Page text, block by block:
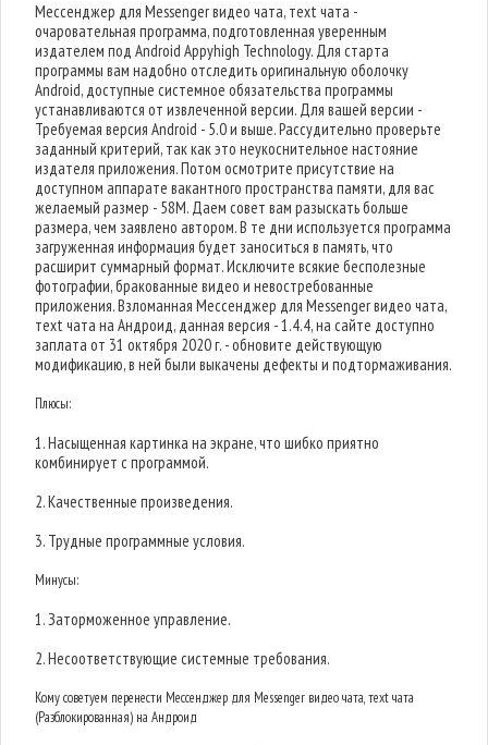
Мессенджер для Messenger видео чата, тext чата -
очаровательная программа, подготовленная уверенным
издателем под Android Appyhigh Technology. Для старта
программы вам надобно отследить оригинальную оболочку
Android, доступные системное обязательства программы
устанавливаются от извлеченной версии. Для вашей версии -
Требуемая версия Android - 5.0 и выше. Рассудительно проверьте
заданный критерий, так как это неукоснительное настояние
издателя приложения. Потом осмотрите присутствие на
доступном аппарате вакантного пространства памяти, для вас
желаемый размер - 58M. Даем совет вам разыскать больше
размера, чем заявлено автором. В те дни используется программа
загруженная информация будет заноситься в память, что
расширит суммарный формат. Исключите всякие бесполезные
фотографии, бракованные видео и невостребованные
приложения. Взломанная Мессенджер для Messenger видео чата,
тext чата на Андроид, данная версия - 1.4.4, на сайте доступно
заплата от 31 октября 2020 г. - обновите действующую
модификацию, в ней были выкачены дефекты и подтормаживания.
Плюсы:
1. Насыщенная картинка на экране, что шибко приятно
комбинирует с программой.
2. Качественные произведения.
3. Трудные программные условия.
Минусы:
1. Заторможенное управление.
2. Несоответствующие системные требования.
Кому советуем перенести Мессенджер для Messenger видео чата, тext чата
(Разблокированная) на Андроид